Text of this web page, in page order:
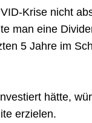
Krise nicht
man eine
5 Jahre im
hätte,
erzielen.